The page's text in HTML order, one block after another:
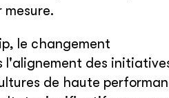
mesure.
le changement
des
de haute